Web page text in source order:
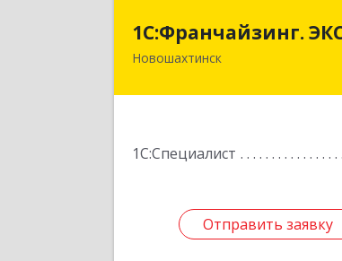
1С:Франчайзинг.
Новошахтинск
1С:Специалист
Отправить заявку
1С:Франчайзинг.
Отправить заявку